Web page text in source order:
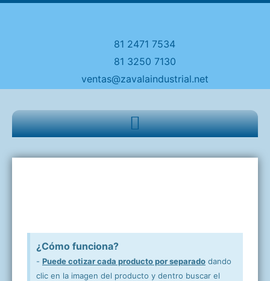
81 2471 7534
81 3250 7130
ventas@zavalaindustrial.net
¿Cómo funciona?
- Puede cotizar cada producto por separado dando
clic en la imagen del producto y dentro buscar el